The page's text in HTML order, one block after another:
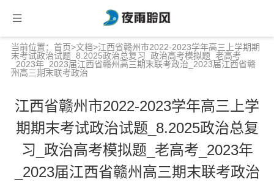
当前位置： 首页>文档>江西省赣州市2022-2023学年高三上学期期
末考试政治试题_8.2025政治总复习_政治高考模拟题_老高考
_2023年_2023届江西省赣州高三期末联考政治_2023届江西省赣
州高三期末联考政治
江西省赣州市2022-2023学年高三上学
期期末考试政治试题_8.2025政治总复
习_政治高考模拟题_老高考_2023年
_2023届江西省赣州高三期末联考政治